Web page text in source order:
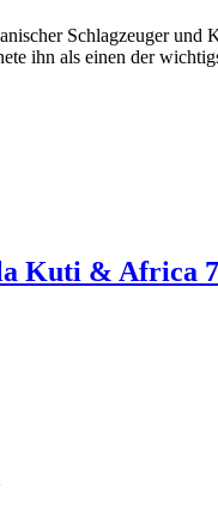
Schlagzeuger
ihn als einen der
Kuti & Africa